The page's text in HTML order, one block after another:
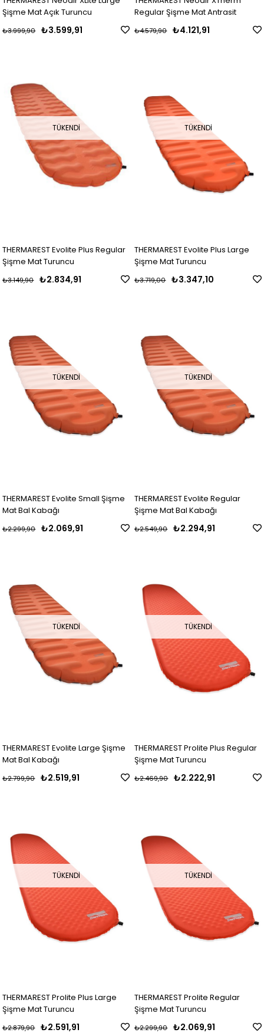
Şişme Mat Açık Turuncu
₺3.599,91
₺3.999,90
Regular Şişme Mat Antrasit
₺4.121,91
₺4.579,90
TÜKENDI
THERMAREST Evolite Plus Regular
Şişme Mat Turuncu
₺2.834,91
₺3.149,90
TÜKENDI
THERMAREST Evolite Plus Large
Şişme Mat Turuncu
₺3.347,10
₺3.719,00
TÜKENDI
THERMAREST Evolite Small Şişme
Mat Bal Kabağı
₺2.069,91
₺2.299,90
TÜKENDI
THERMAREST Evolite Regular
Şişme Mat Bal Kabağı
₺2.294,91
₺2.549,90
TÜKENDI
THERMAREST Evolite Large Şişme
Mat Bal Kabağı
₺2.519,91
₺2.799,90
TÜKENDI
THERMAREST Prolite Plus Regular
Şişme Mat Turuncu
₺2.222,91
₺2.469,90
TÜKENDI
THERMAREST Prolite Plus Large
Şişme Mat Turuncu
₺2.591,91
₺2.879,90
TÜKENDI
THERMAREST Prolite Regular
Şişme Mat Turuncu
₺2.069,91
₺2.299,90